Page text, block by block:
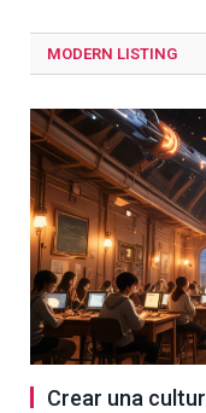
MODERN LISTING
Crear una